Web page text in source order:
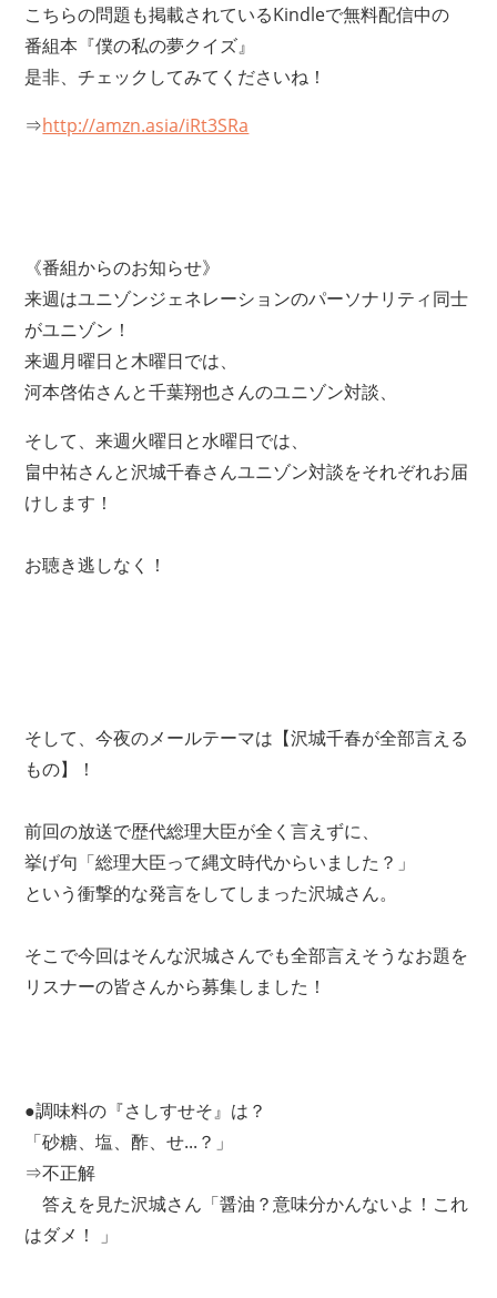
こちらの問題も掲載されているKindleで無料配信中の
番組本『僕の私の夢クイズ』
是非、チェックしてみてくださいね！
⇒http://amzn.asia/iRt3SRa
《番組からのお知らせ》
来週はユニゾンジェネレーションのパーソナリティ同士
がユニゾン！
来週月曜日と木曜日では、
河本啓佑さんと千葉翔也さんのユニゾン対談、
そして、来週火曜日と水曜日では、
畠中祐さんと沢城千春さんユニゾン対談をそれぞれお届
けします！
お聴き逃しなく！
そして、今夜のメールテーマは【沢城千春が全部言える
もの】！
前回の放送で歴代総理大臣が全く言えずに、
挙げ句「総理大臣って縄文時代からいました？」
という衝撃的な発言をしてしまった沢城さん。
そこで今回はそんな沢城さんでも全部言えそうなお題を
リスナーの皆さんから募集しました！
●調味料の『さしすせそ』は？
「砂糖、塩、酢、せ...？」
⇒不正解
答えを見た沢城さん「醤油？意味分かんないよ！これ
はダメ！ 」